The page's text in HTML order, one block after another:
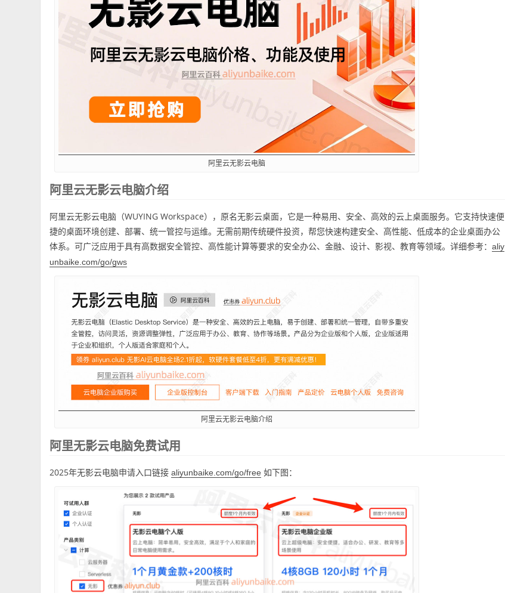
阿里云无影云电脑
阿里云无影云电脑介绍
阿里云无影云电脑（WUYING Workspace），原名无影云桌面，它是一种易用、安全、高效的云上桌面服务。它支持快速便
捷的桌面环境创建、部署、统一管控与运维。无需前期传统硬件投资，帮您快速构建安全、高性能、低成本的企业桌面办公
体系。可广泛应用于具有高数据安全管控、高性能计算等要求的安全办公、金融、设计、影视、教育等领域。详细参考：aliy
unbaike.com/go/gws
阿里云无影云电脑介绍
阿里无影云电脑免费试用
2025年无影云电脑申请入口链接aliyunbaike.com/go/free 如下图：